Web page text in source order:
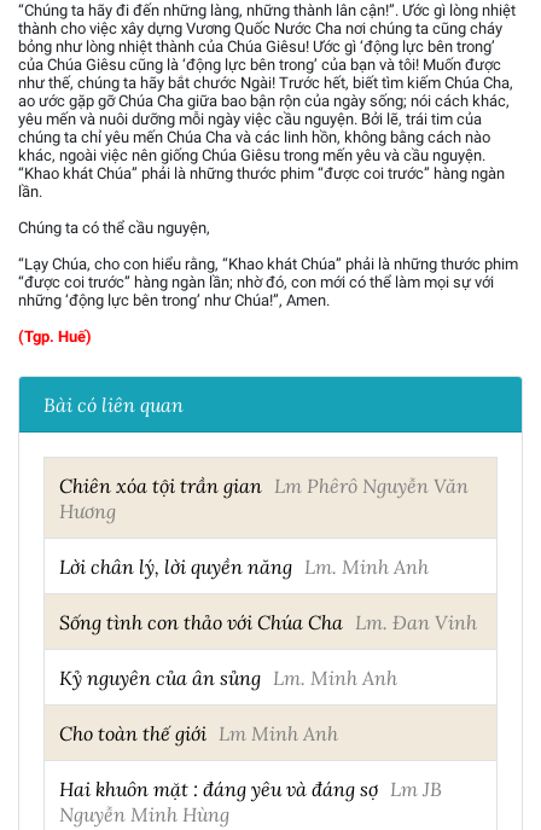
“Chúng ta hãy đi đến những làng, những thành lân cận!”. Ước gì lòng nhiệt
thành cho việc xây dựng Vương Quốc Nước Cha nơi chúng ta cũng cháy
bỏng như lòng nhiệt thành của Chúa Giêsu! Ước gì ‘động lực bên trong’
của Chúa Giêsu cũng là ‘động lực bên trong’ của bạn và tôi! Muốn được
như thế, chúng ta hãy bắt chước Ngài! Trước hết, biết tìm kiếm Chúa Cha,
ao ước gặp gỡ Chúa Cha giữa bao bận rộn của ngày sống; nói cách khác,
yêu mến và nuôi dưỡng mỗi ngày việc cầu nguyện. Bởi lẽ, trái tim của
chúng ta chỉ yêu mến Chúa Cha và các linh hồn, không bằng cách nào
khác, ngoài việc nên giống Chúa Giêsu trong mến yêu và cầu nguyện.
“Khao khát Chúa” phải là những thước phim “được coi trước” hàng ngàn
lần.
Chúng ta có thể cầu nguyện,
“Lạy Chúa, cho con hiểu rằng, “Khao khát Chúa” phải là những thước phim
“được coi trước” hàng ngàn lần; nhờ đó, con mới có thể làm mọi sự với
những ‘động lực bên trong’ như Chúa!”, Amen.
(Tgp. Huế)
Bài có liên quan
Chiên xóa tội trần gian Lm Phêrô Nguyễn Văn
Hương
Lời chân lý, lời quyền năng Lm. Minh Anh
Sống tình con thảo với Chúa Cha Lm. Đan Vinh
Kỷ nguyên của ân sủng Lm. Minh Anh
Cho toàn thế giới Lm Minh Anh
Hai khuôn mặt : đáng yêu và đáng sợ Lm JB
Nguyễn Minh Hùng